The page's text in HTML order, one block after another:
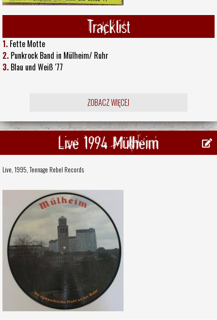
Tracklist
1. Fette Motte
2. Punkrock Band in Mülheim/ Ruhr
3. Blau und Weiß '77
ZOBACZ WIĘCEJ
Live 1994 Mülheim
Live, 1995, Teenage Rebel Records